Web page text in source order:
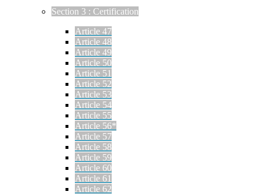
Section 3 : Certification
Article 47
Article 48
Article 49
Article 50
Article 51
Article 52
Article 53
Article 54
Article 55
Article 56*
Article 57
Article 58
Article 59
Article 60
Article 61
Article 62